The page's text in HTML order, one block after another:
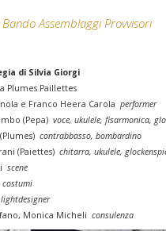
Assemblaggi Provvisori
di Silvia Giorgi
Plumes Paillettes
e Franco Heera Carola performer
(Pepa) voce, ukulele, fisarmonica,
contrabbasso, bombardino
(Paiettes) chitarra, ukulele,
scene
costumi
lightdesigner
Monica Micheli consulenza